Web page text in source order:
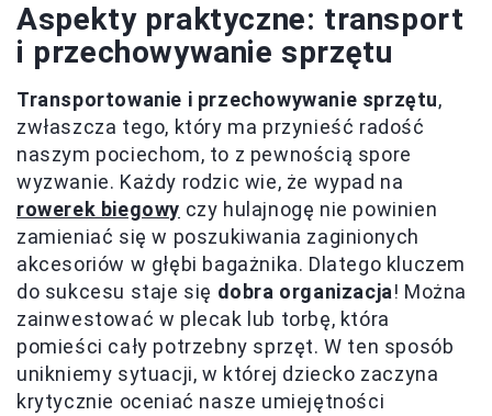
Aspekty praktyczne: transport
i przechowywanie sprzętu
Transportowanie i przechowywanie sprzętu,
zwłaszcza tego, który ma przynieść radość
naszym pociechom, to z pewnością spore
wyzwanie. Każdy rodzic wie, że wypad na
rowerek biegowy czy hulajnogę nie powinien
zamieniać się w poszukiwania zaginionych
akcesoriów w głębi bagażnika. Dlatego kluczem
do sukcesu staje się dobra organizacja! Można
zainwestować w plecak lub torbę, która
pomieści cały potrzebny sprzęt. W ten sposób
unikniemy sytuacji, w której dziecko zaczyna
krytycznie oceniać nasze umiejętności